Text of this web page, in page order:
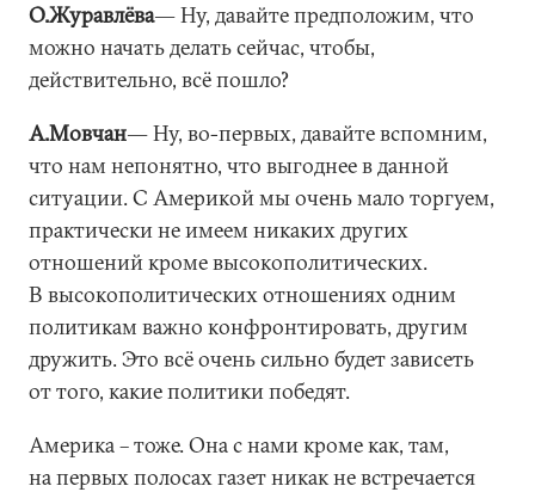
О.Журавлёва― Ну, давайте предположим, что
можно начать делать сейчас, чтобы,
действительно, всё пошло?
А.Мовчан― Ну, во-первых, давайте вспомним,
что нам непонятно, что выгоднее в данной
ситуации. С Америкой мы очень мало торгуем,
практически не имеем никаких других
отношений кроме высокополитических.
В высокополитических отношениях одним
политикам важно конфронтировать, другим
дружить. Это всё очень сильно будет зависеть
от того, какие политики победят.
Америка – тоже. Она с нами кроме как, там,
на первых полосах газет никак не встречается